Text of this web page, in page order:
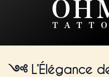
L’Élégance